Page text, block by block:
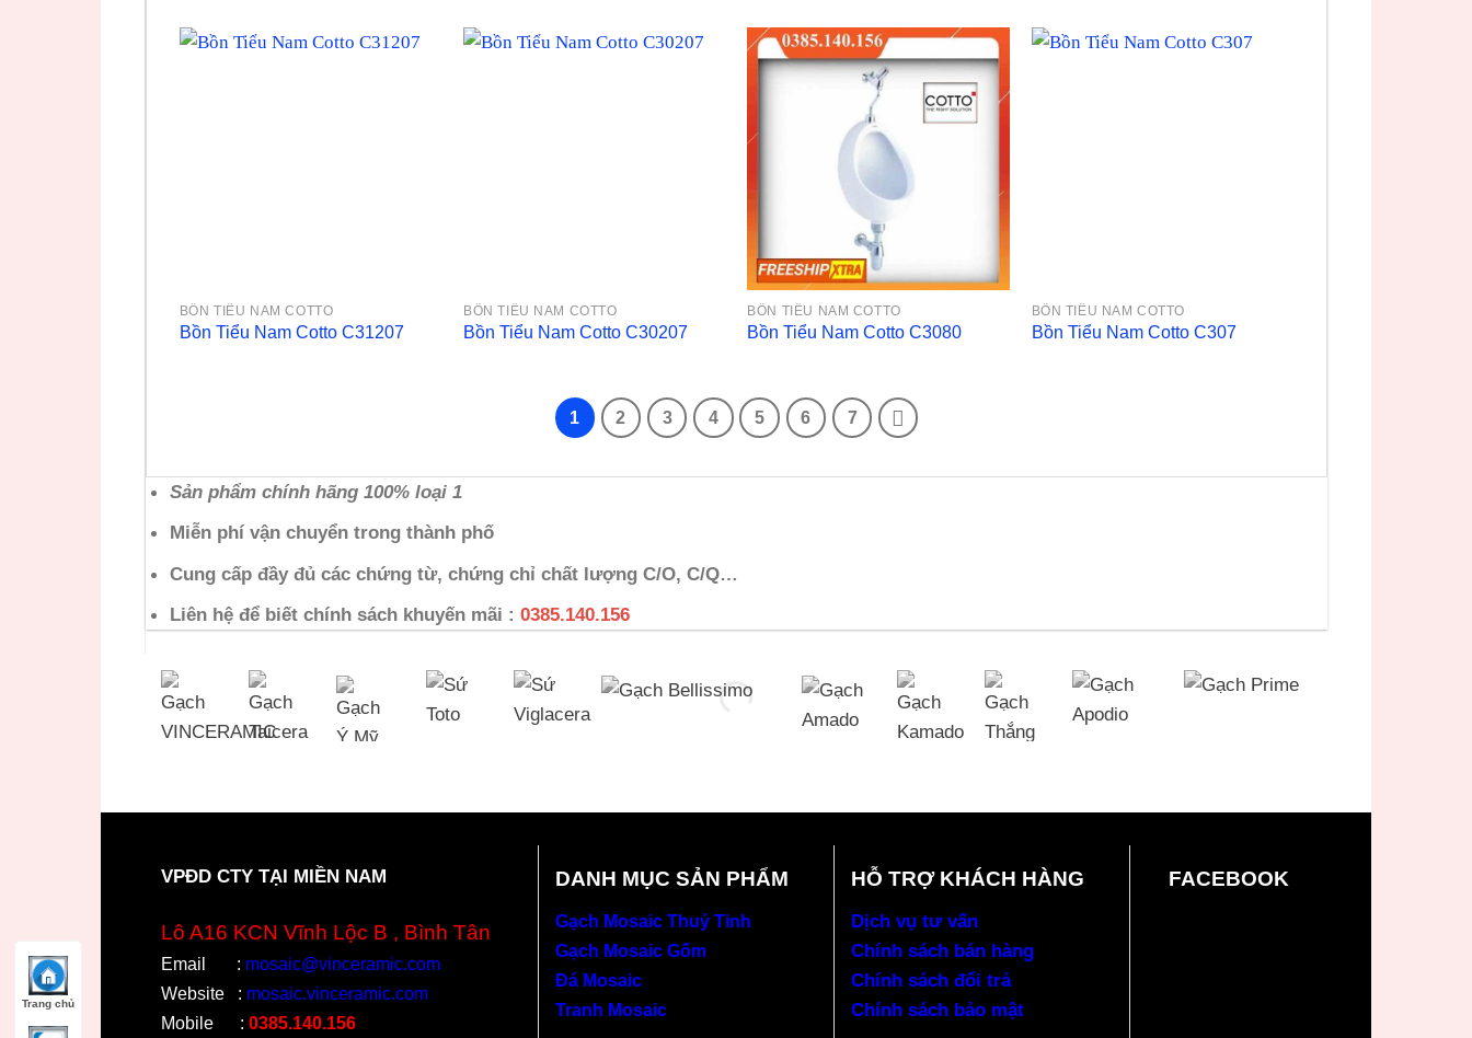
BỒN TIỂU NAM COTTO
Bồn Tiểu Nam Cotto C31207
BỒN TIỂU NAM COTTO
Bồn Tiểu Nam Cotto C30207
BỒN TIỂU NAM COTTO
Bồn Tiểu Nam Cotto C3080
BỒN TIỂU NAM COTTO
Bồn Tiểu Nam Cotto C307
1 2 3 4 5 6 7
Sản phẩm chính hãng 100% loại 1
Miễn phí vận chuyển trong thành phố
Cung cấp đầy đủ các chứng từ, chứng chỉ chất lượng C/O, C/Q…
Liên hệ để biết chính sách khuyến mãi :0385.140.156
VPĐD CTY TẠI MIỀN NAM
Lô A16 KCN Vĩnh Lộc B , Bình Tân
Email : mosaic@vinceramic.com
Website
: mosaic.vinceramic.com
Mobile
: 0385.140.156
DANH MỤC SẢN PHẨM
Gạch Mosaic Thuỷ Tinh
Gạch Mosaic Gốm
Đá Mosaic
Tranh Mosaic
HỖ TRỢ KHÁCH HÀNG
Dịch vụ tư vấn
Chính sách bán hàng
Chính sách đổi trả
Chính sách bảo mật
FACEBOOK
Trang chủ